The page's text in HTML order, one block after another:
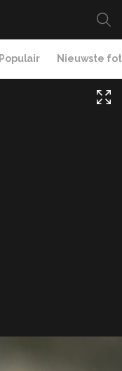
Populair Nieuwste